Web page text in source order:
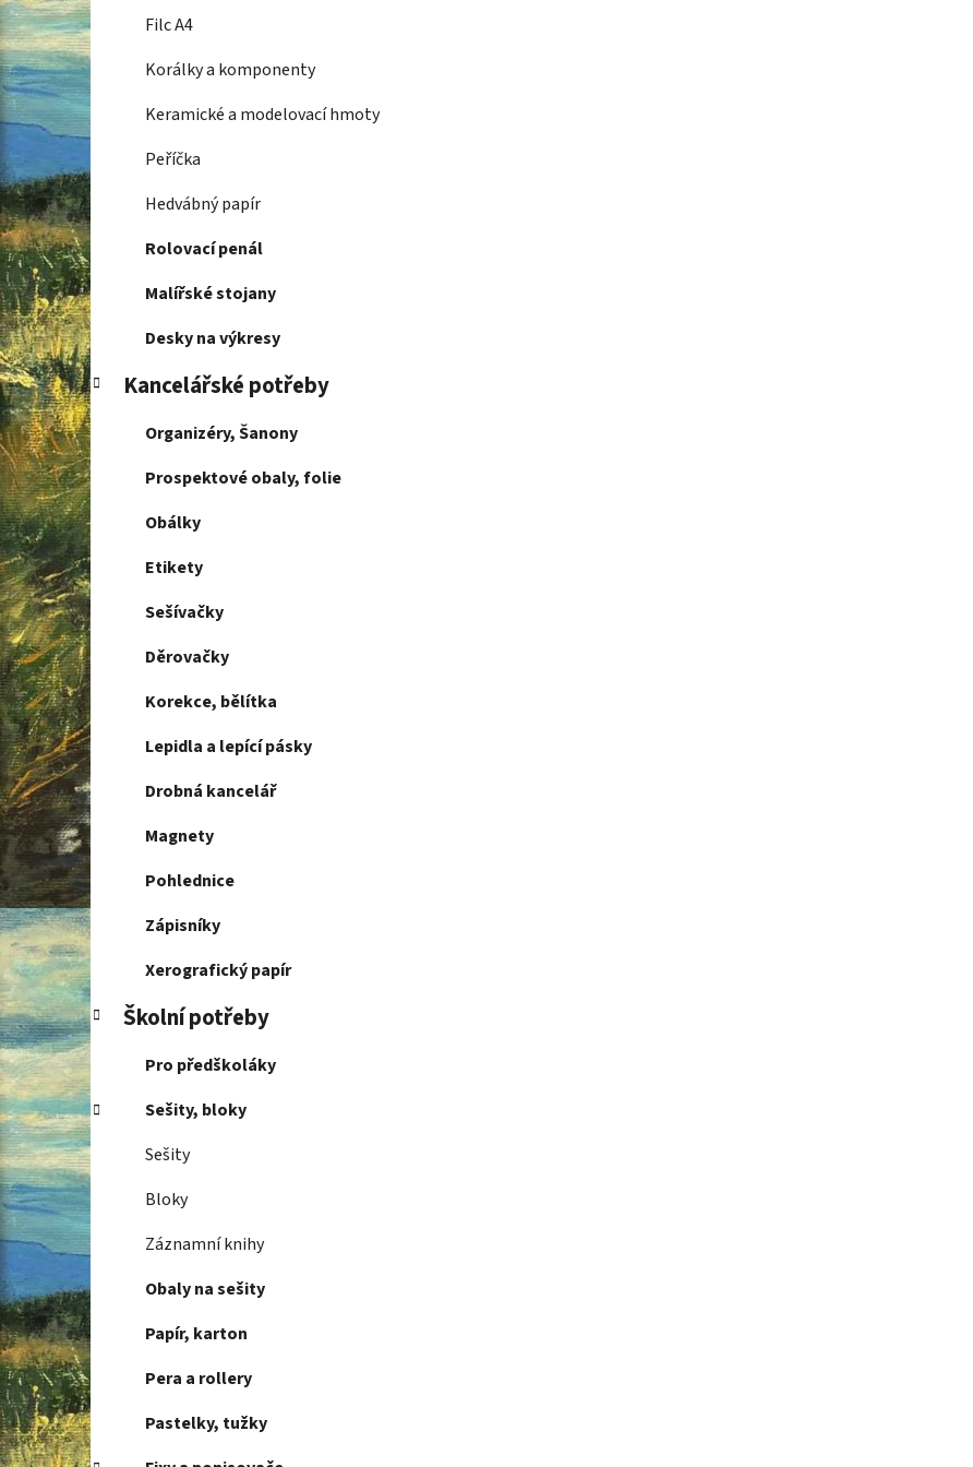
Filc A4
Korálky a komponenty
Keramické a modelovací hmoty
Peříčka
Hedvábný papír
Rolovací penál
Malířské stojany
Desky na výkresy
Kancelářské potřeby
Organizéry, Šanony
Prospektové obaly, folie
Obálky
Etikety
Sešívačky
Děrovačky
Korekce, bělítka
Lepidla a lepící pásky
Drobná kancelář
Magnety
Pohlednice
Zápisníky
Xerografický papír
Školní potřeby
Pro předškoláky
Sešity, bloky
Sešity
Bloky
Záznamní knihy
Obaly na sešity
Papír, karton
Pera a rollery
Pastelky, tužky